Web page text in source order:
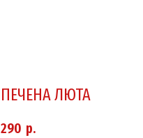
ПЕЧЕНА ЛЮТА
290 р.